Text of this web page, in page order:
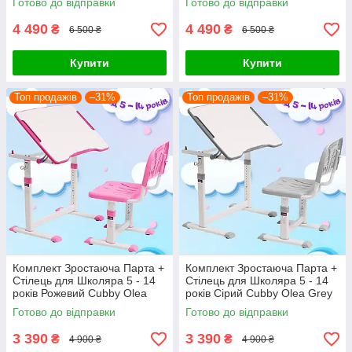
та Дошкільнят
4 490 ₴ 6 500 ₴
Купити
Стіл для Школярів Сірий
4 490 ₴ 6 500 ₴
Купити
Топ продажів –31%
Комплект Зростаюча Парта +
Стілець для Школяра 5 - 14
років Рожевий Cubby Olea
Pink Шкільна стіл-парта
трансформер та стілець
Готово до відправки
3 390 ₴ 4 900 ₴
Топ продажів –31%
Комплект Зростаюча Парта +
Стілець для Школяра 5 - 14
років Сірий Cubby Olea Grey
Шкільна стіл-парта
трансформер та стілець
Готово до відправки
3 390 ₴ 4 900 ₴